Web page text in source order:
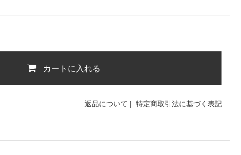
カートに入れる
返品について | 特定商取引法に基づく表記